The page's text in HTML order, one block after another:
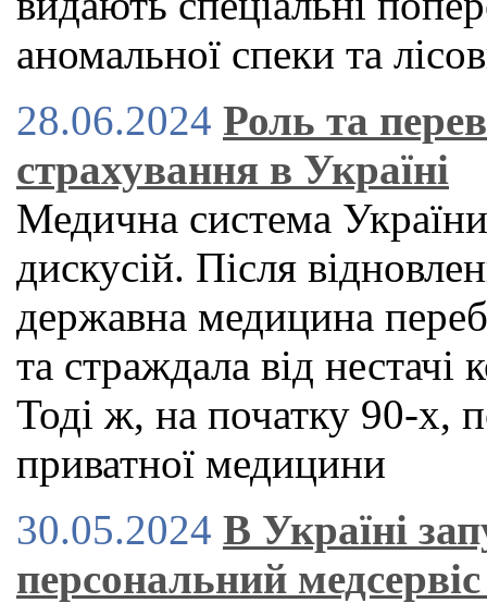
аномальної спеки та
28.06.2024 Роль та
страхування в Україні
Медична система
дискусій. Після
державна медицина
та страждала від нестачі
Тоді ж, на початку 90-х,
приватної медицини
30.05.2024 В Україні
персональний